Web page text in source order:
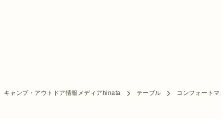
キャンプ・アウトドア情報メディアhinata テーブル コンフォート